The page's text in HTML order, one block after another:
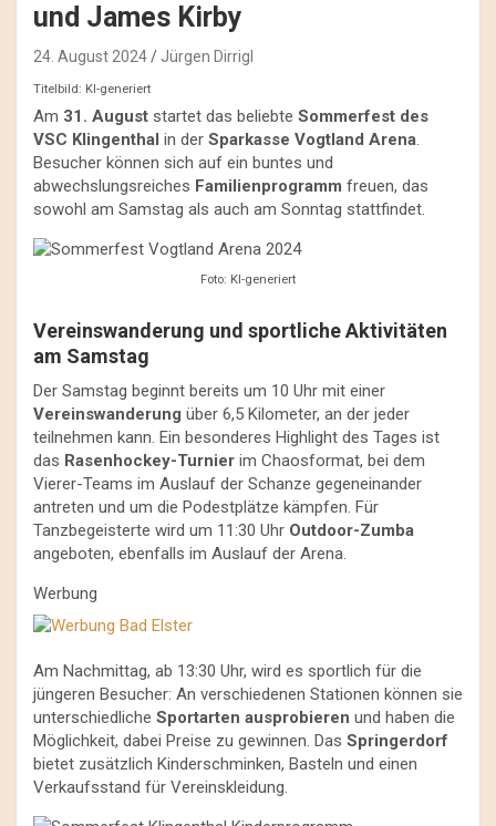
und James Kirby
24. August 2024 Jürgen Dirrigl
Titelbild: KI-generiert
Am 31. August startet das beliebte Sommerfest des
VSC Klingenthal in der Sparkasse Vogtland Arena.
Besucher können sich auf ein buntes und
abwechslungsreiches Familienprogramm freuen, das
sowohl am Samstag als auch am Sonntag stattfindet.
Foto: KI-generiert
Vereinswanderung und sportliche Aktivitäten
am Samstag
Der Samstag beginnt bereits um 10 Uhr mit einer
Vereinswanderung über 6,5 Kilometer, an der jeder
teilnehmen kann. Ein besonderes Highlight des Tages ist
das Rasenhockey-Turnier im Chaosformat, bei dem
Vierer-Teams im Auslauf der Schanze gegeneinander
antreten und um die Podestplätze kämpfen. Für
Tanzbegeisterte wird um 11:30 Uhr Outdoor-Zumba
angeboten, ebenfalls im Auslauf der Arena.
Werbung
Am Nachmittag, ab 13:30 Uhr, wird es sportlich für die
jüngeren Besucher: An verschiedenen Stationen können sie
unterschiedliche Sportarten ausprobieren und haben die
Möglichkeit, dabei Preise zu gewinnen. Das Springerdorf
bietet zusätzlich Kinderschminken, Basteln und einen
Verkaufsstand für Vereinskleidung.